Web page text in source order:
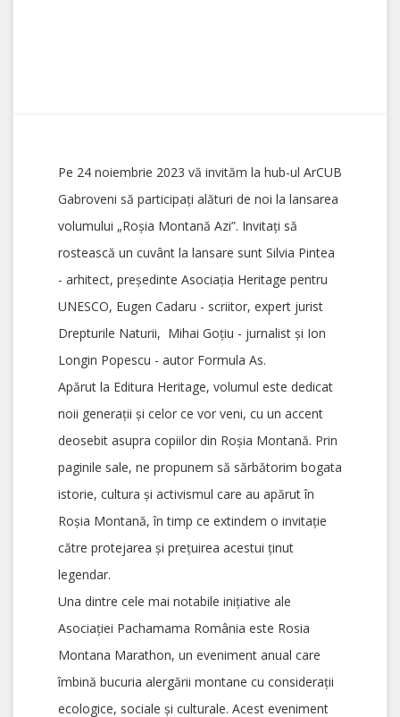
Pe 24 noiembrie 2023 vă invităm la hub-ul ArCUB
Gabroveni să participați alături de noi la lansarea
volumului „Roșia Montană Azi”. Invitați să
rostească un cuvânt la lansare sunt Silvia Pintea
- arhitect, președinte Asociația Heritage pentru
UNESCO, Eugen Cadaru - scriitor, expert jurist
Drepturile Naturii, Mihai Goțiu - jurnalist și Ion
Longin Popescu - autor Formula As.
Apărut la Editura Heritage, volumul este dedicat
noii generații și celor ce vor veni, cu un accent
deosebit asupra copiilor din Roșia Montană. Prin
paginile sale, ne propunem să sărbătorim bogata
istorie, cultura și activismul care au apărut în
Roșia Montană, în timp ce extindem o invitație
către protejarea și prețuirea acestui ținut
legendar.
Una dintre cele mai notabile inițiative ale
Asociației Pachamama România este Rosia
Montana Marathon, un eveniment anual care
îmbină bucuria alergării montane cu considerații
ecologice, sociale și culturale. Acest eveniment